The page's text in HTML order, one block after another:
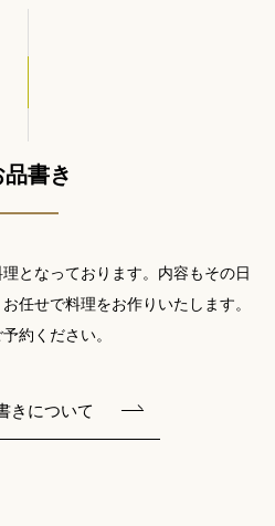
品書き
となっております。 内容もその日
お任せで料理をお作りいたします。
約ください。
きについて